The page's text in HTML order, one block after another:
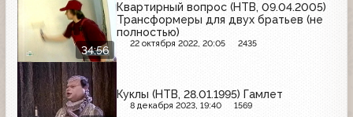
34:56
Квартирный вопрос (НТВ, 09.04.2005)
Трансформеры для двух братьев (не
полностью)
22 октября 2022, 20:05 2435
Куклы (НТВ, 28.01.1995) Гамлет
8 декабря 2023, 19:40 1569